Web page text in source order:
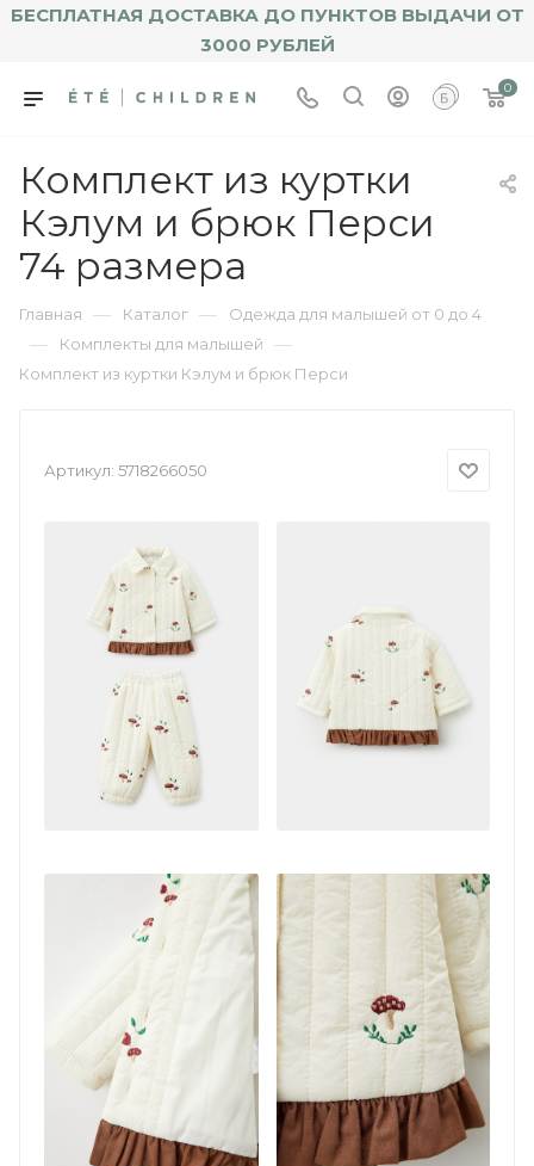
БЕСПЛАТНАЯ ДОСТАВКА ДО ПУНКТОВ ВЫДАЧИ ОТ
3000 РУБЛЕЙ
0
Комплект из куртки
Кэлум и брюк Перси
74 размера
Главная — Каталог — Одежда для малышей от 0 до 4
— Комплекты для малышей —
Комплект из куртки Кэлум и брюк Перси
Артикул: 5718266050